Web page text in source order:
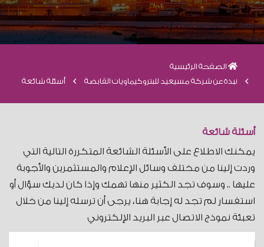
الصفحة الرئيسية
نبذة عن شركة مسيعيد للبتروكيماويات القابضة
أسئلة شائعة
أسئلة شائعة
يمكنك الاطلاع على الأسئلة الشائعة المتكررة التالية التي
وردت إلينا من مختلف وسائل الإعلام والمستثمرين والأجوبة
عليها .. وسوف تجد الكثير منها تهمك وإذا كان لديك سؤال أو
استفسار لم تجد له إجابة هنا، يرجى أن ترسله إلينا من خلال
تعبئة نموذج الاتصال عبر البريد الإلكتروني